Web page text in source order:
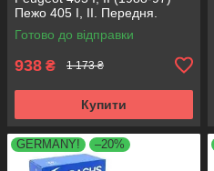
Пежо 405 I, II. Передня.
SM1553 , 803023 , KB659.36 ,
VKDA35336
Готово до відправки
938 ₴ 1 173 ₴
Купити
GERMANY! –20%